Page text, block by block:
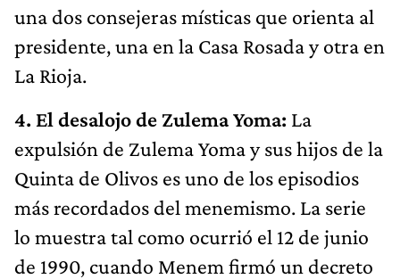
una dos consejeras místicas que orienta al
presidente, una en la Casa Rosada y otra en
La Rioja.
4. El desalojo de Zulema Yoma: La
expulsión de Zulema Yoma y sus hijos de la
Quinta de Olivos es uno de los episodios
más recordados del menemismo. La serie
lo muestra tal como ocurrió el 12 de junio
de 1990, cuando Menem firmó un decreto